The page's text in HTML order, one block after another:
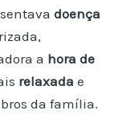
doença
a hora de
relaxada e
da família.